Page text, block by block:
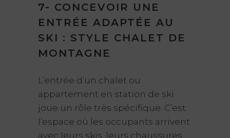
7- CONCEVOIR UNE
ENTRÉE ADAPTÉE AU
SKI : STYLE CHALET DE
MONTAGNE
L’entrée d’un chalet ou
appartement en station de ski
joue un rôle très spécifique. C’est
l’espace où les occupants arrivent
avec leurs skis, leurs chaussures